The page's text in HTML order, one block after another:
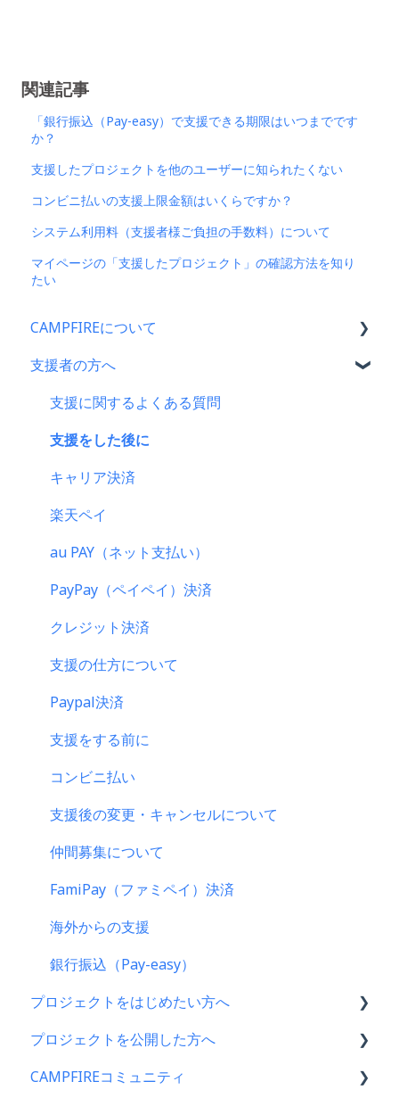
関連記事
「銀行振込（Pay-easy）で支援できる期限はいつまでです
か？
支援したプロジェクトを他のユーザーに知られたくない
コンビニ払いの支援上限金額はいくらですか？
システム利用料（支援者様ご負担の手数料）について
マイページの「支援したプロジェクト」の確認方法を知り
たい
CAMPFIREについて
CAMPFIRE各種制度の規約について
CAMPFIREふるさと納税について
はじめての方へ
登録情報に関するよくある質問
新規会員登録・ログイン・ログアウトについて
登録情報の確認・変更・削除について
マイページの機能について
CAMPFIREブランドリソース
支援者の方へ
支援に関するよくある質問
支援をした後に
キャリア決済
楽天ペイ
au PAY（ネット支払い）
PayPay（ペイペイ）決済
クレジット決済
支援の仕方について
Paypal決済
支援をする前に
コンビニ払い
支援後の変更・キャンセルについて
仲間募集について
FamiPay（ファミペイ）決済
海外からの支援
銀行振込（Pay-easy）
プロジェクトをはじめたい方へ
プロジェクトをはじめる前に
プロジェクト作成時によくある質問
プロジェクトを公開した方へ
支援金の振込について
CAMPFIREコミュニティ